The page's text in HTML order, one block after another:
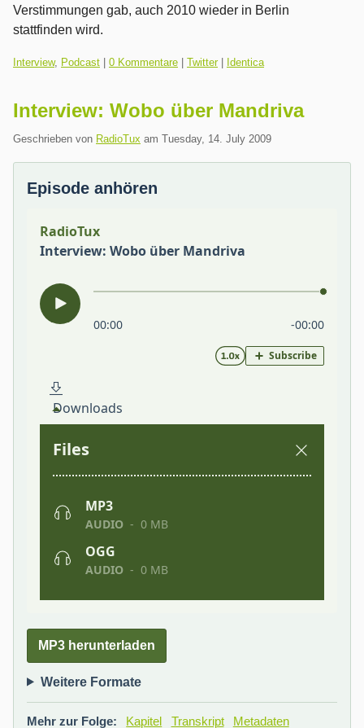
Verstimmungen gab, auch 2010 wieder in Berlin
stattfinden wird.
Kategorien:
Interview, Podcast | 0 Kommentare | Twitter| Identica
Interview: Wobo über Mandriva
Geschrieben von RadioTux am Tuesday, 14. July 2009
Episode anhören
MP3 herunterladen
Weitere Formate
Mehr zur Folge: Kapitel Transkript
Metadaten